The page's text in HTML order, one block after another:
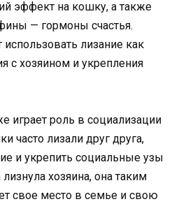
эффект на кошку, а также
— гормоны счастья.
лизание как
с хозяином и укрепления
играет роль в социализации
часто лизали друг друга,
и укрепить социальные узы
хозяина, она таким
свое место в семье и свою